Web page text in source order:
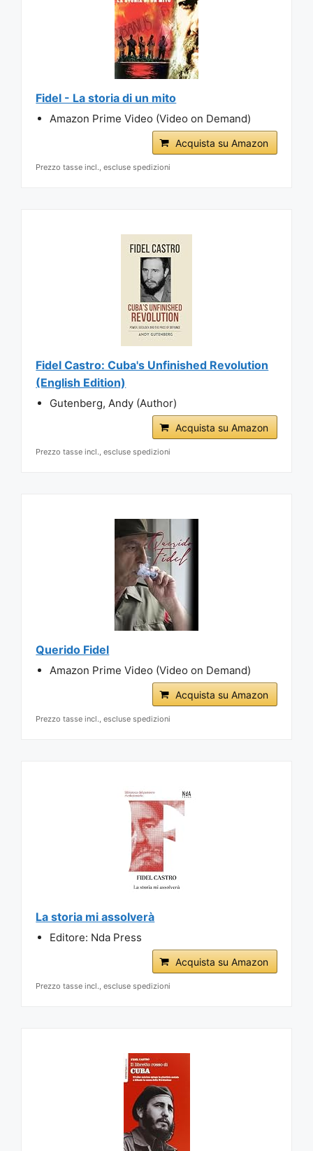
Fidel - La storia di un mito
Amazon Prime Video (Video on Demand)
Acquista su Amazon
Prezzo tasse incl., escluse spedizioni
Fidel Castro: Cuba's Unfinished Revolution
(English Edition)
Gutenberg, Andy (Author)
Acquista su Amazon
Prezzo tasse incl., escluse spedizioni
Querido Fidel
Amazon Prime Video (Video on Demand)
Acquista su Amazon
Prezzo tasse incl., escluse spedizioni
La storia mi assolverà
Editore: Nda Press
Acquista su Amazon
Prezzo tasse incl., escluse spedizioni